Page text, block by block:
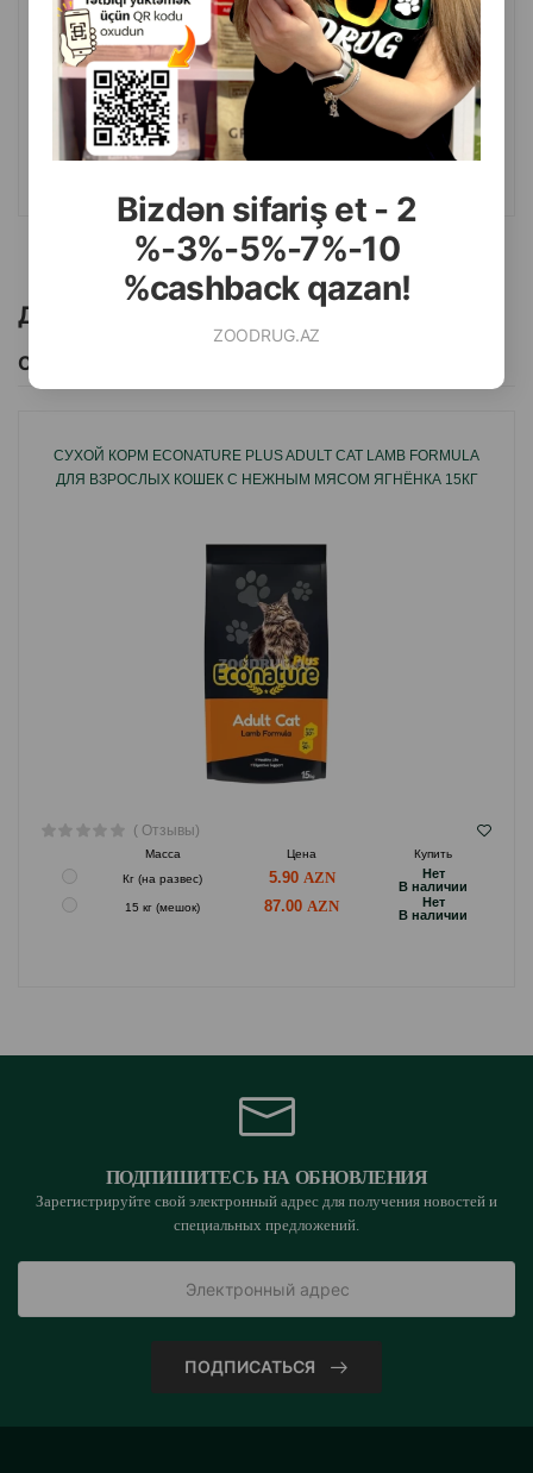
Bizdən sifariş et - 2
%-3%-5%-7%-10
%cashback qazan!
ZOODRUG.AZ
( Отзывы)
Масса Цена
Купить
Кг (на развес)
14.50
12 кг (мешок) 178.00
КУПИТЬ
Другие товоры бренда
Смотреть Все
СУХОЙ КОРМ ECONATURE PLUS ADULT CAT LAMB FORMULA
ДЛЯ ВЗРОСЛЫХ КОШЕК С НЕЖНЫМ МЯСОМ ЯГНЁНКА 15КГ
( Отзывы)
Масса Цена
Купить
Кг (на развес)
5.90
Hет
B наличии
15 кг (мешок) 87.00
Hет
B наличии
ПОДПИШИТЕСЬ НА ОБНОВЛЕНИЯ
Зарегистрируйте свой электронный адрес для получения новостей и
специальных предложений.
ПОДПИСАТЬСЯ